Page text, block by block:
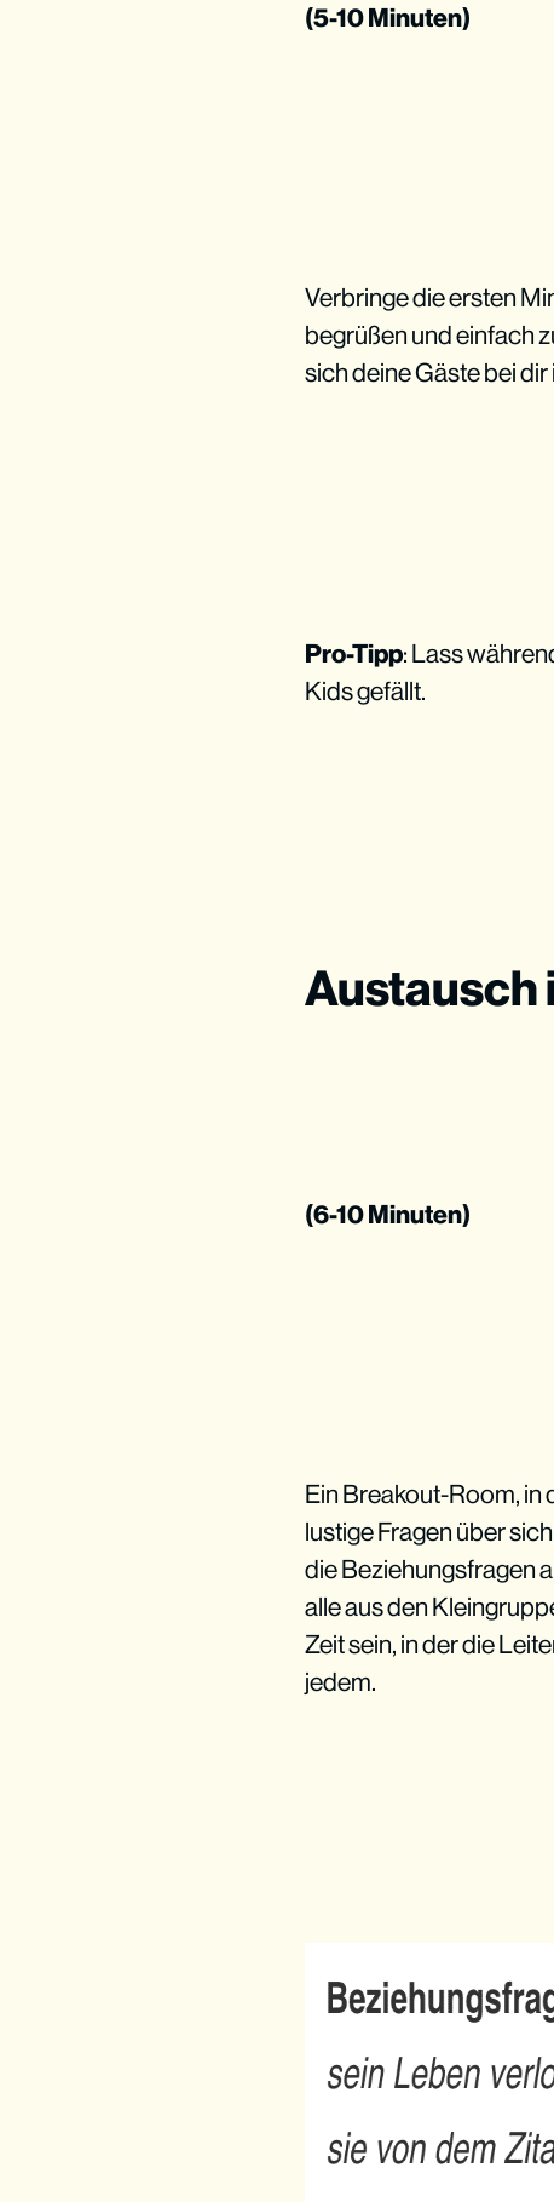
(5-10 Minuten)
Verbringe die ersten
begrüßen und einfach
sich deine Gäste bei
Pro-Tipp: Lass
Kids gefällt.
Austausch
(6-10 Minuten)
Ein Breakout-Room, in
lustige Fragen über
die Beziehungsfragen
alle aus den
Zeit sein, in der die
jedem.